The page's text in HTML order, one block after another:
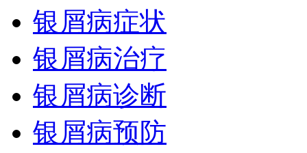
银屑病症状
银屑病治疗
银屑病诊断
银屑病预防